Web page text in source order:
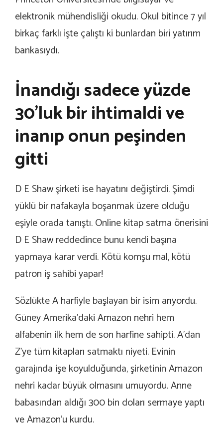
elektronik mühendisliği okudu. Okul bitince 7 yıl
birkaç farklı işte çalıştı ki bunlardan biri yatırım
bankasıydı.
İnandığı sadece yüzde
30’luk bir ihtimaldi ve
inanıp onun peşinden
gitti
D E Shaw şirketi ise hayatını değiştirdi. Şimdi
yüklü bir nafakayla boşanmak üzere olduğu
eşiyle orada tanıştı. Online kitap satma önerisini
D E Shaw reddedince bunu kendi başına
yapmaya karar verdi. Kötü komşu mal, kötü
patron iş sahibi yapar!
Sözlükte A harfiyle başlayan bir isim arıyordu.
Güney Amerika’daki Amazon nehri hem
alfabenin ilk hem de son harfine sahipti. A’dan
Z’ye tüm kitapları satmaktı niyeti. Evinin
garajında işe koyulduğunda, şirketinin Amazon
nehri kadar büyük olmasını umuyordu. Anne
babasından aldığı 300 bin doları sermaye yaptı
ve Amazon’u kurdu.